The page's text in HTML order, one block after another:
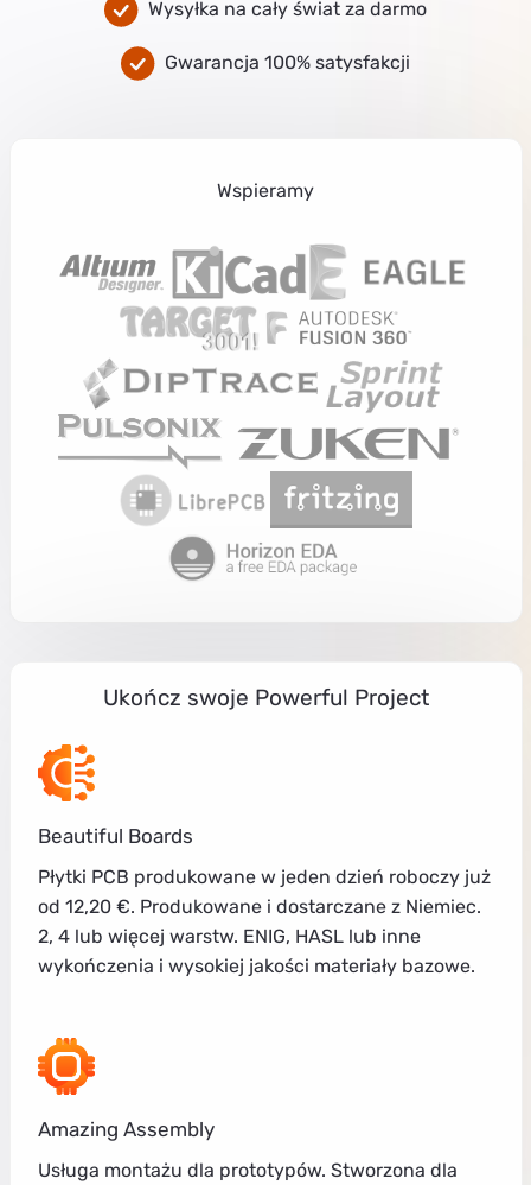
Wysyłka na cały świat za darmo
Gwarancja 100% satysfakcji
Wspieramy
Ukończ swoje Powerful Project
Beautiful Boards
Płytki PCB produkowane w jeden dzień roboczy już
od 12,20 €. Produkowane i dostarczane z Niemiec.
2, 4 lub więcej warstw. ENIG, HASL lub inne
wykończenia i wysokiej jakości materiały bazowe.
Amazing Assembly
Usługa montażu dla prototypów. Stworzona dla